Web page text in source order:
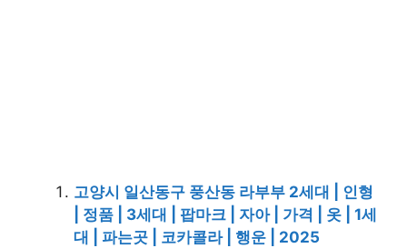
고양시 일산동구 풍산동 라부부 2세대 | 인형
| 정품 | 3세대 | 팝마크 | 자아 | 가격 | 옷 | 1세
대 | 파는곳 | 코카콜라 | 행운 | 2025